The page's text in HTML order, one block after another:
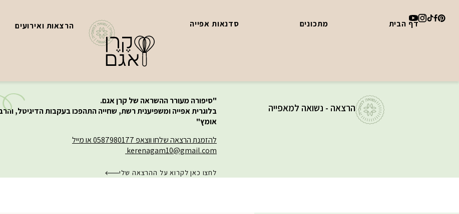
דף הבית מתכונים סדנאות אפייה הרצאות ואירועים
הרצאה - נשואה למאפייה
"סיפורה מעורר ההשראה של קרן אגם.
בלוגרית אפייה ומשפיענית רשת, שחייה התהפכו בעקבות הדיגיטל,
אומץ"
להזמנת הרצאה שלחו ווצאפ 0587980177 או מייל
kerenagam10@gmail.com
לחצו כאן לקרוא על ההרצאה שלי